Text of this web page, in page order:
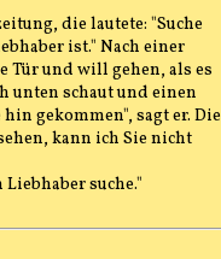
die lautete: "Suche
ist." Nach einer
Tür und will gehen, als es
unten schaut und einen
gekommen", sagt er. Die
kann ich Sie nicht
suche."